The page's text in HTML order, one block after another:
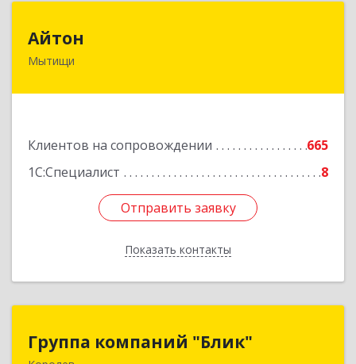
Айтон
Мытищи
Клиентов на сопровождении
665
1С:Специалист
8
Отправить заявку
Показать контакты
Отправить заявку
Назад
Группа компаний "Блик"
Группа компаний "Блик"